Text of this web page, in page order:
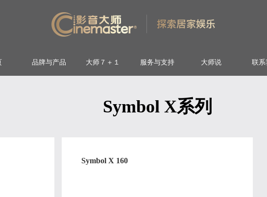
品牌与产品 大师７＋１ 服务与支持 大师说 联系
Symbol X系列
Symbol X 160